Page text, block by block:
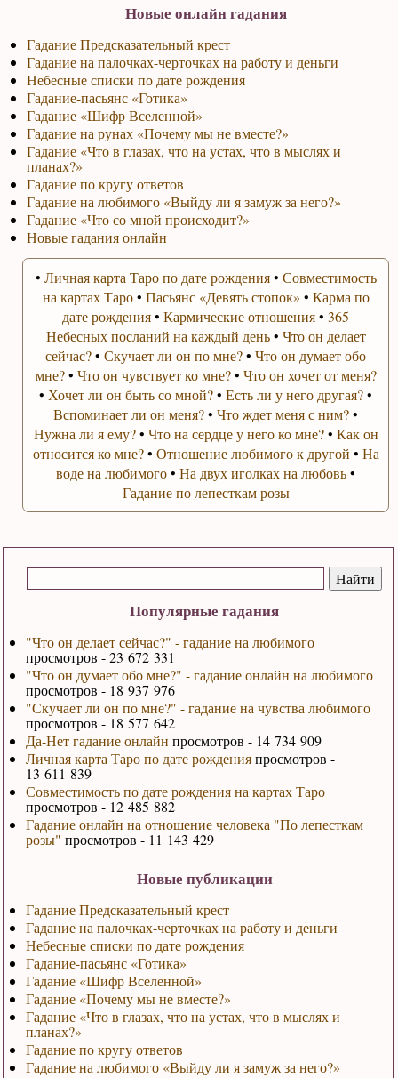
Популярные гадания
"Что он делает сейчас?" - гадание на любимого
просмотров - 23 672 331
"Что он думает обо мне?" - гадание онлайн на любимого
просмотров - 18 937 976
"Скучает ли он по мне?" - гадание на чувства любимого
просмотров - 18 577 642
Да-Нет гадание онлайн просмотров - 14 734 909
Личная карта Таро по дате рожденияпросмотров -
13 611 839
Совместимость по дате рождения на картах Таро
просмотров - 12 485 882
Гадание онлайн на отношение человека "По лепесткам
розы" просмотров - 11 143 429
Новые публикации
Гадание Предсказательный крест
Гадание на палочках-черточках на работу и деньги
Небесные списки по дате рождения
Гадание-пасьянс «Готика»
Гадание «Шифр Вселенной»
Гадание «Почему мы не вместе?»
Гадание «Что в глазах, что на устах, что в мыслях и
планах?»
Гадание по кругу ответов
Гадание на любимого «Выйду ли я замуж за него?»
Новые онлайн гадания
Гадание Предсказательный крест
Гадание на палочках-черточках на работу и деньги
Небесные списки по дате рождения
Гадание-пасьянс «Готика»
Гадание «Шифр Вселенной»
Гадание на рунах «Почему мы не вместе?»
Гадание «Что в глазах, что на устах, что в мыслях и
планах?»
Гадание по кругу ответов
Гадание на любимого «Выйду ли я замуж за него?»
Гадание «Что со мной происходит?»
Новые гадания онлайн
• Личная карта Таро по дате рождения• Совместимость
на картах Таро• Пасьянс «Девять стопок» • Карма по
дате рождения•Кармические отношения•365
Небесных посланий на каждый день• Что он делает
сейчас?•Скучает ли он по мне?•Что он думает обо
мне?• Что он чувствует ко мне?• Что он хочет от меня?
• Хочет ли он быть со мной?•Есть ли у него другая?•
Вспоминает ли он меня?•Что ждет меня с ним?•
Нужна ли я ему?• Что на сердце у него ко мне?• Как он
относится ко мне?• Отношение любимого к другой • На
воде на любимого•На двух иголках на любовь•
Гадание по лепесткам розы